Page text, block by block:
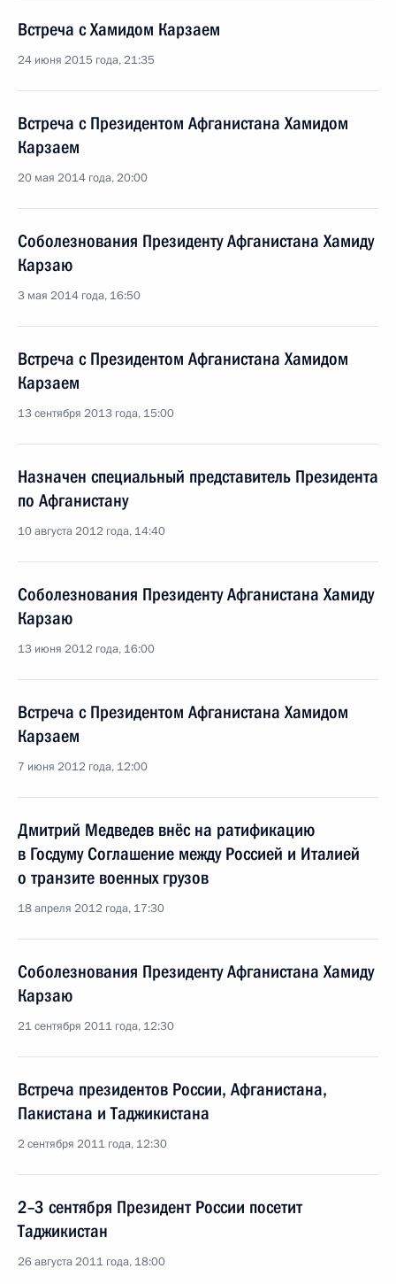
Встреча с Хамидом Карзаем
24 июня 2015 года, 21:35
Встреча с Президентом Афганистана Хамидом
Карзаем
20 мая 2014 года, 20:00
Соболезнования Президенту Афганистана Хамиду
Карзаю
3 мая 2014 года, 16:50
Встреча с Президентом Афганистана Хамидом
Карзаем
13 сентября 2013 года, 15:00
Назначен специальный представитель Президента
по Афганистану
10 августа 2012 года, 14:40
Соболезнования Президенту Афганистана Хамиду
Карзаю
13 июня 2012 года, 16:00
Встреча с Президентом Афганистана Хамидом
Карзаем
7 июня 2012 года, 12:00
Дмитрий Медведев внёс на ратификацию
в Госдуму Соглашение между Россией и Италией
о транзите военных грузов
18 апреля 2012 года, 17:30
Соболезнования Президенту Афганистана Хамиду
Карзаю
21 сентября 2011 года, 12:30
Встреча президентов России, Афганистана,
Пакистана и Таджикистана
2 сентября 2011 года, 12:30
2–3 сентября Президент России посетит
Таджикистан
26 августа 2011 года, 18:00